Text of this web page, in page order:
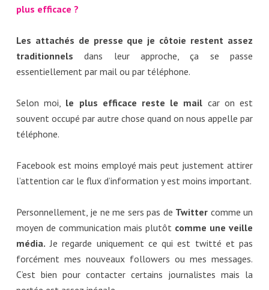
plus efficace ?
Les attachés de presse que je côtoie restent assez
traditionnels dans leur approche, ça se passe
essentiellement par mail ou par téléphone.
Selon moi, le plus efficace reste le mail car on est
souvent occupé par autre chose quand on nous appelle par
téléphone.
Facebook est moins employé mais peut justement attirer
l’attention car le flux d’information y est moins important.
Personnellement, je ne me sers pas de Twitter comme un
moyen de communication mais plutôt comme une veille
média. Je regarde uniquement ce qui est twitté et pas
forcément mes nouveaux followers ou mes messages.
C’est bien pour contacter certains journalistes mais la